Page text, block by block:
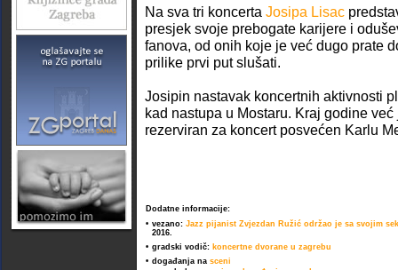
Na sva tri koncerta Josipa Lisac
presjek svoje prebogate karijere i
fanova, od onih koje je već dugo prate
prilike prvi put slušati.
Josipin nastavak koncertnih aktivnosti
kad nastupa u Mostaru. Kraj godine
rezerviran za koncert posvećen Karlu
Dodatne informacije:
• vezano: Jazz pijanist Zvjezdan Ružić održao je sa svojim
2016.
• gradski vodič: koncertne dvorane u zagrebu
• događanja na sceni